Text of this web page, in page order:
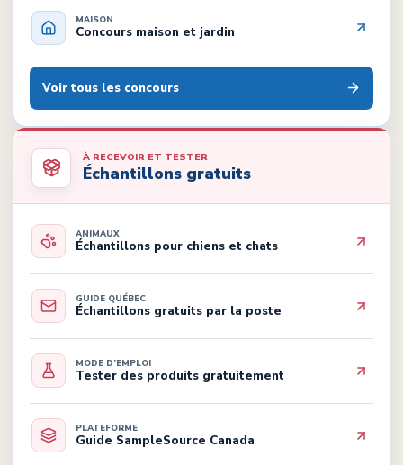
MAISON
Concours maison et jardin
Voir tous les concours
À RECEVOIR ET TESTER
Échantillons gratuits
ANIMAUX
Échantillons pour chiens et chats
GUIDE QUÉBEC
Échantillons gratuits par la poste
MODE D’EMPLOI
Tester des produits gratuitement
PLATEFORME
Guide SampleSource Canada